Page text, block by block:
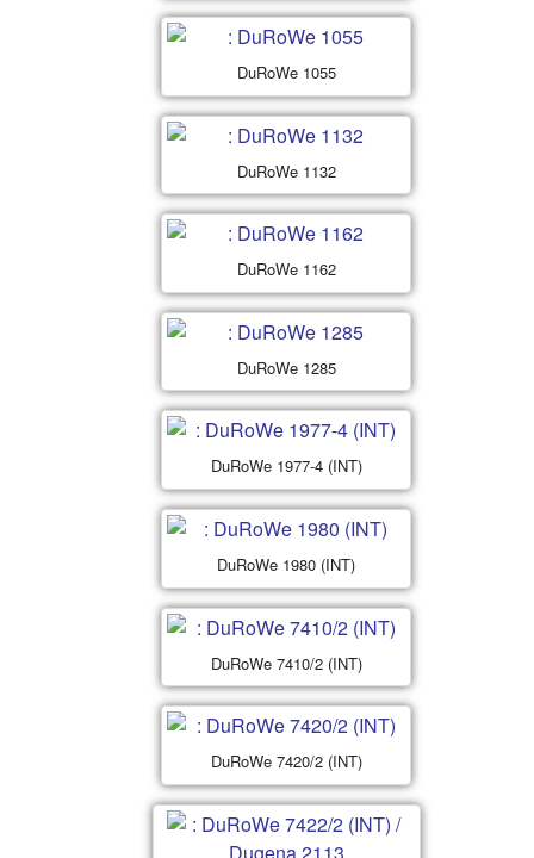
DuRoWe 1055
DuRoWe 1132
DuRoWe 1162
DuRoWe 1285
DuRoWe 1977-4 (INT)
DuRoWe 1980 (INT)
DuRoWe 7410/2 (INT)
DuRoWe 7420/2 (INT)